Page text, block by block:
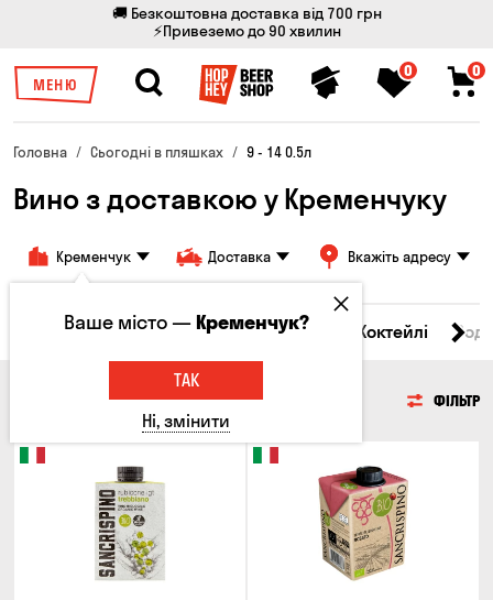
🚚 Безкоштовна доставка від 700 грн
⚡Привеземо до 90 хвилин
МЕНЮ
0 0
Головна Сьогодні в пляшках 9 - 14 0.5л
Вино з доставкою у Кременчуку
Кременчук Доставка Вкажіть адресу
Пиво Сидр Вино Віскі Коктейлі
ФІЛЬТР
Ваше місто —Кременчук?
ТАК
Ні, змінити